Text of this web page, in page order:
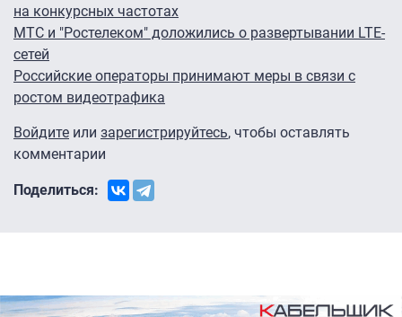
на конкурсных частотах
МТС и "Ростелеком" доложились о развертывании LTE-
сетей
Российские операторы принимают меры в связи с
ростом видеотрафика
Войдите или зарегистрируйтесь, чтобы оставлять
комментарии
Поделиться: